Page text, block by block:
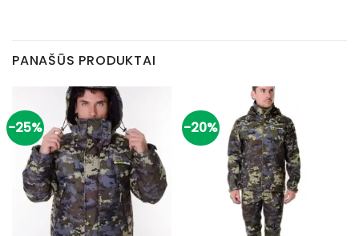
PANAŠŪS PRODUKTAI
-25% -20%